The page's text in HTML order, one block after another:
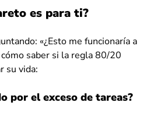
es para ti?
«¿Esto me funcionaría a
saber si la regla 80/20
su vida:
por el exceso de tareas?